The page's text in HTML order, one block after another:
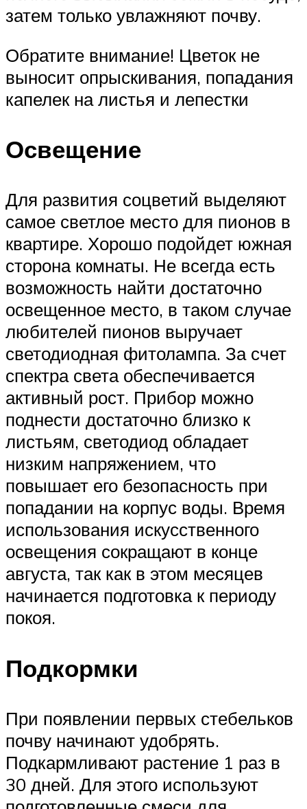
затем только увлажняют почву.
Обратите внимание! Цветок не
выносит опрыскивания, попадания
капелек на листья и лепестки
Освещение
Для развития соцветий выделяют
самое светлое место для пионов в
квартире. Хорошо подойдет южная
сторона комнаты. Не всегда есть
возможность найти достаточно
освещенное место, в таком случае
любителей пионов выручает
светодиодная фитолампа. За счет
спектра света обеспечивается
активный рост. Прибор можно
поднести достаточно близко к
листьям, светодиод обладает
низким напряжением, что
повышает его безопасность при
попадании на корпус воды. Время
использования искусственного
освещения сокращают в конце
августа, так как в этом месяцев
начинается подготовка к периоду
покоя.
Подкормки
При появлении первых стебельков
почву начинают удобрять.
Подкармливают растение 1 раз в
30 дней. Для этого используют